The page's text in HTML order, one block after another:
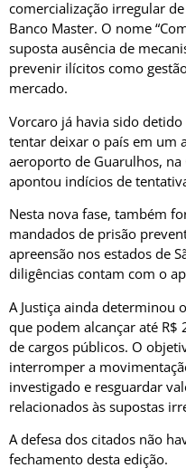
comercialização irregular
Banco Master. O nome
suposta ausência de
prevenir ilícitos como
mercado.
Vorcaro já havia sido
tentar deixar o país em um
aeroporto de Guarulhos, na
apontou indícios de
Nesta nova fase, também
mandados de prisão
apreensão nos estados de
diligências contam com o
A Justiça ainda determinou
que podem alcançar até
de cargos públicos. O
interromper a
investigado e resguardar
relacionados às supostas
A defesa dos citados não
fechamento desta edição.